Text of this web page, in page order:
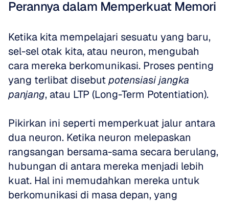
Perannya dalam Memperkuat Memori
Ketika kita mempelajari sesuatu yang baru,
sel-sel otak kita, atau neuron, mengubah
cara mereka berkomunikasi. Proses penting
yang terlibat disebut potensiasi jangka
panjang, atau LTP (Long-Term Potentiation).
Pikirkan ini seperti memperkuat jalur antara
dua neuron. Ketika neuron melepaskan
rangsangan bersama-sama secara berulang,
hubungan di antara mereka menjadi lebih
kuat. Hal ini memudahkan mereka untuk
berkomunikasi di masa depan, yang